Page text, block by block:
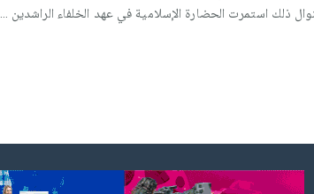
ذلك استمرت الحضارة الإسلامية في عهد الخلفاء الراشدين …